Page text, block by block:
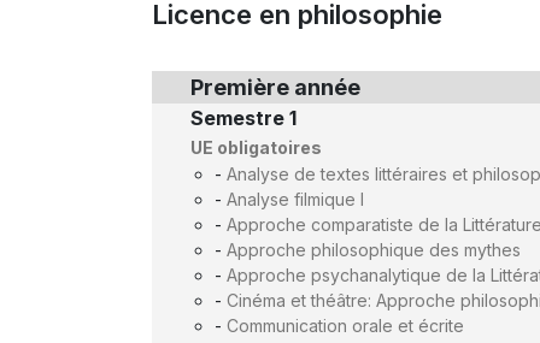
Licence en philosophie
Première année
Semestre 1
UE obligatoires
- Analyse de textes littéraires et
- Analyse filmique I
- Approche comparatiste de la Littérature
- Approche philosophique des mythes
- Approche psychanalytique de la
- Cinéma et théâtre: Approche
- Communication orale et écrite